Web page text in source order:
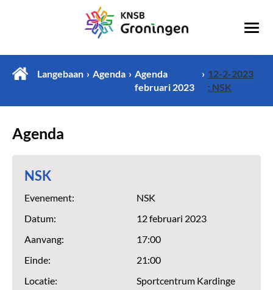
Langebaan Agenda
Agenda
februari 2023
12-2-2023
: NSK
Agenda
NSK
Evenement:
NSK
Datum:
12 februari 2023
Aanvang:
17:00
Einde:
21:00
Locatie:
Sportcentrum Kardinge